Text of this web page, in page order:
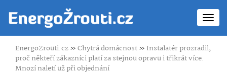
EnergoZrouti.cz»Chytrá domácnost» Instalatér prozradil,
proč někteří zákazníci platí za stejnou opravu i třikrát více.
Mnozí naletí už při objednání